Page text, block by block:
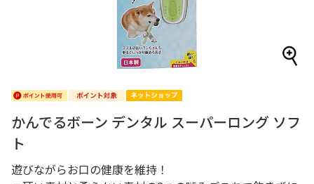
かんでるボーン デンタル スーパーロング ソフ
ト
遊びながらお口の健康を維持！